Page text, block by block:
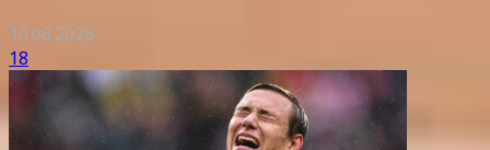
10.08.2026
18